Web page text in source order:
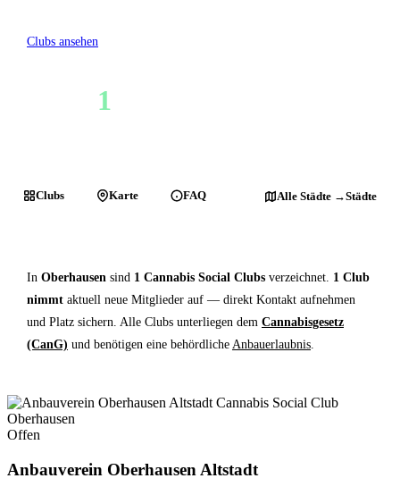
Clubs ansehen
1
Clubs Karte FAQ Alle Städte →Städte
In Oberhausen sind 1 Cannabis Social Clubs verzeichnet. 1 Club
nimmt aktuell neue Mitglieder auf — direkt Kontakt aufnehmen
und Platz sichern. Alle Clubs unterliegen dem Cannabisgesetz
(CanG) und benötigen eine behördliche Anbauerlaubnis.
Offen
Anbauverein Oberhausen Altstadt